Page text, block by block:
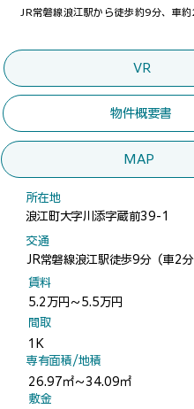
JR常磐線浪江駅から徒歩約9分、車
VR
物件概要書
MAP
​所在地
浪江町大字川添字蔵前39-1
​交通
JR常磐線浪江駅徒歩9分（車2分
​賃料
​間取
5.2万円～5.5万円
1K
​専有面積/地積
26.97㎡～34.09㎡
​敷金